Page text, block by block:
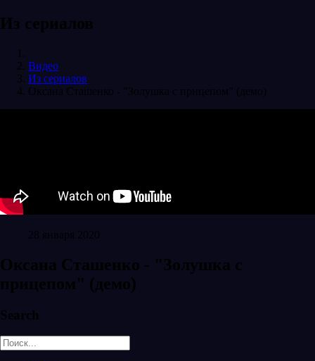
Из сериалов
Видео
Из сериалов
Оксана Сташенко - "Золушка с прицепом" (демо)
28 января 2020
Оксана Сташенко - "Золушка с
прицепом" (демо)
Search